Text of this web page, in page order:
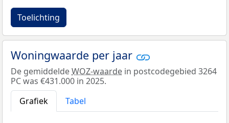
Toelichting
Woningwaarde per jaar
De gemiddeldeWOZ-waarde in postcodegebied 3264
PC was €431.000 in 2025.
Grafiek
Tabel